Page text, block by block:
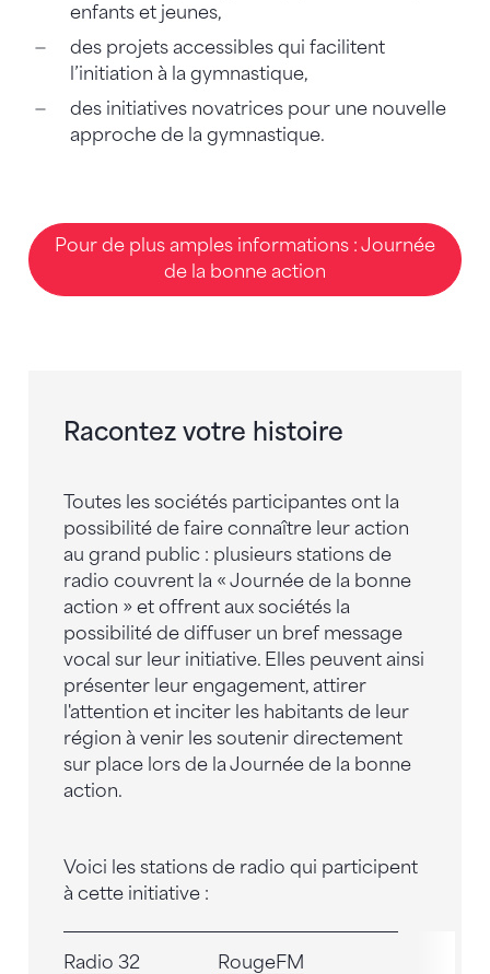
enfants et jeunes,
des projets accessibles qui facilitent
l’initiation à la gymnastique,
des initiatives novatrices pour une nouvelle
approche de la gymnastique.
Pour de plus amples informations : Journée
de la bonne action
Racontez votre histoire
Toutes les sociétés participantes ont la
possibilité de faire connaître leur action
au grand public : plusieurs stations de
radio couvrent la « Journée de la bonne
action » et offrent aux sociétés la
possibilité de diffuser un bref message
vocal sur leur initiative. Elles peuvent ainsi
présenter leur engagement, attirer
l'attention et inciter les habitants de leur
région à venir les soutenir directement
sur place lors de la Journée de la bonne
action.
Voici les stations de radio qui participent
à cette initiative :
Radio 32 RougeFM